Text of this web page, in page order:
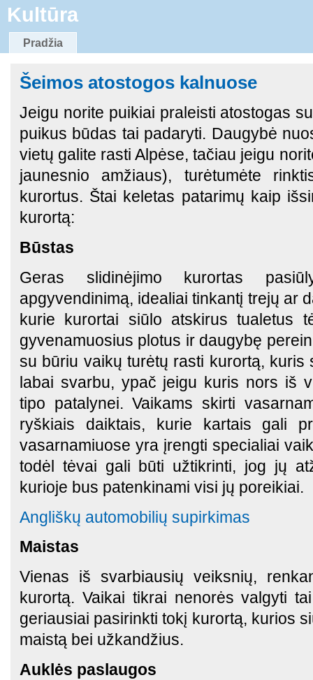
Kultūra
Pradžia
Šeimos atostogos kalnuose
Jeigu norite puikiai praleisti atostogas
puikus būdas tai padaryti. Daugybė
vietų galite rasti Alpėse, tačiau jeigu
jaunesnio amžiaus), turėtumėte
kurortus. Štai keletas patarimų kaip
kurortą:
Būstas
Geras slidinėjimo kurortas
apgyvendinimą, idealiai tinkantį trejų ar
kurie kurortai siūlo atskirus tualetus
gyvenamuosius plotus ir daugybę
su būriu vaikų turėtų rasti kurortą,
labai svarbu, ypač jeigu kuris nors iš
tipo patalynei. Vaikams skirti
ryškiais daiktais, kurie kartais gali
vasarnamiuose yra įrengti specialiai
todėl tėvai gali būti užtikrinti, jog jų
kurioje bus patenkinami visi jų poreikiai.
Angliškų automobilių supirkimas
Maistas
Vienas iš svarbiausių veiksnių,
kurortą. Vaikai tikrai nenorės valgyti
geriausiai pasirinkti tokį kurortą, kurios
maistą bei užkandžius.
Auklės paslaugos